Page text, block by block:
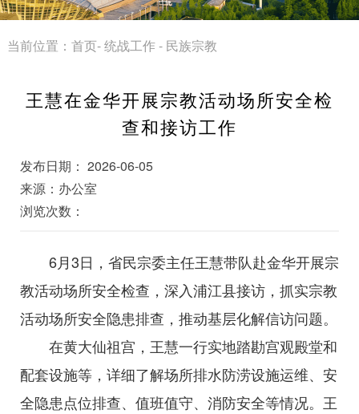
当前位置： 首页-统战工作- 民族宗教
王慧在金华开展宗教活动场所安全检
查和接访工作
发布日期： 2026-06-05
来源：办公室
浏览次数：
6月3日，省民宗委主任王慧带队赴金华开展宗
教活动场所安全检查，深入浦江县接访，抓实宗教
活动场所安全隐患排查，推动基层化解信访问题。
在黄大仙祖宫，王慧一行实地踏勘宫观殿堂和
配套设施等，详细了解场所排水防涝设施运维、安
全隐患点位排查、值班值守、消防安全等情况。王